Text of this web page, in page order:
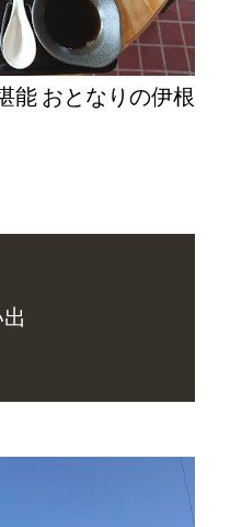
能 おとなりの伊根